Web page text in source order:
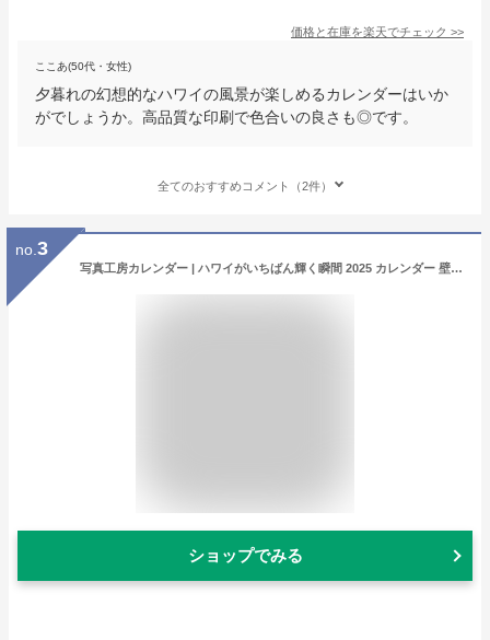
価格と在庫を楽天でチェック >>
ここあ(50代・女性)
夕暮れの幻想的なハワイの風景が楽しめるカレンダーはいか
がでしょうか。高品質な印刷で色合いの良さも◎です。
全てのおすすめコメント（2件）
no. 3
写真工房カレンダー | ハワイがいちばん輝く瞬間 2025 カレンダー 壁掛け 風景 【ホルダー付 300×420mm】
ショップでみる